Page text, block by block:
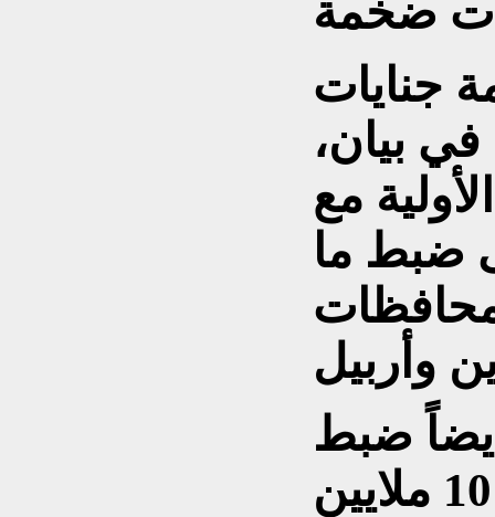
جنايات
بيان،
مع
ضبط ما
في محافظات
ضبط
مبالغ نقدية تقدر بنحو 10 ملايين